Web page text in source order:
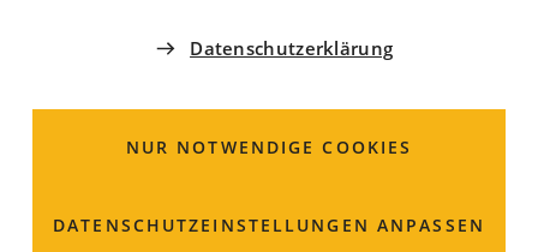
Datenschutzerklärung
NUR NOTWENDIGE COOKIES
DATENSCHUTZ­EINSTELLUNGEN ANPASSEN
Sektion Coburg
Herr1. VorsitzenderThomas Engel